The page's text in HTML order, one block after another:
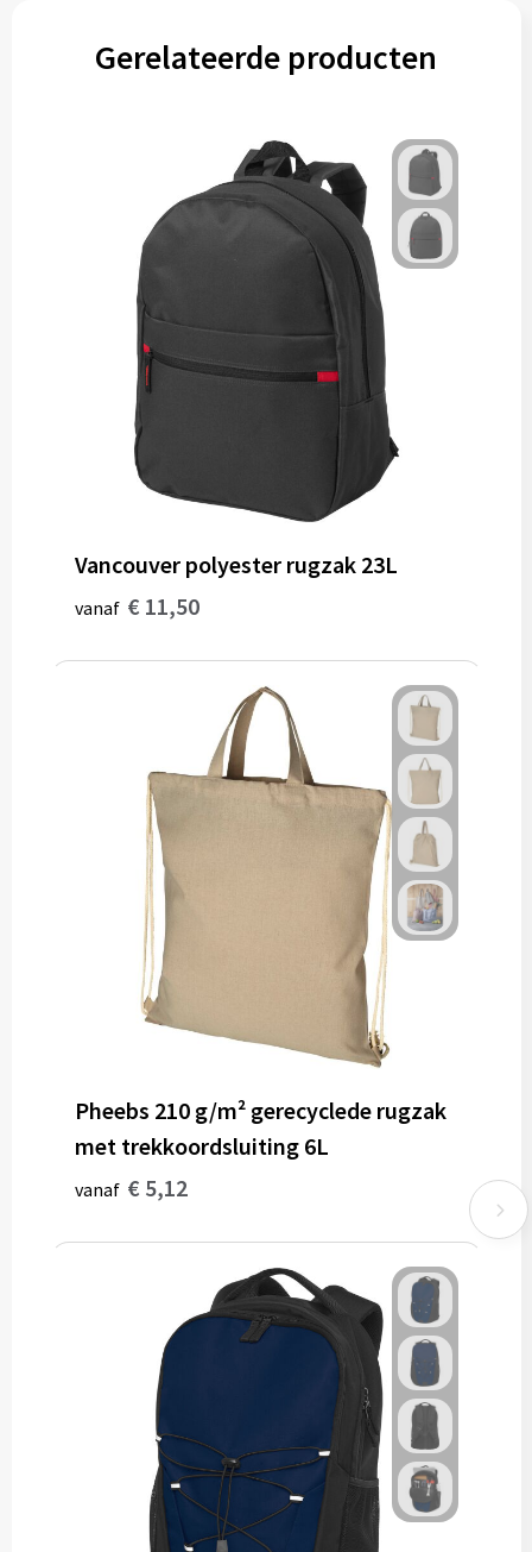
Verpakkingen
Gerelateerde producten
Vancouver polyester rugzak 23L
vanaf € 11,50
Pheebs 210 g/m² gerecyclede rugzak
met trekkoordsluiting 6L
vanaf € 5,12